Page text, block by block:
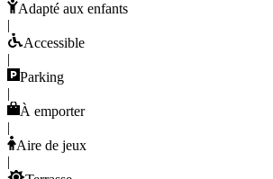
Adapté aux enfants
|
Accessible
|
Parking
|
À emporter
|
Aire de jeux
|